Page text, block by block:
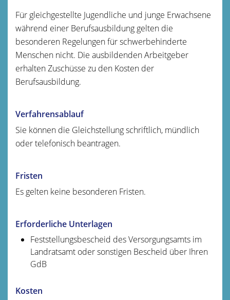
Für gleichgestellte Jugendliche und junge Erwachsene
während einer Berufsausbildung gelten die
besonderen Regelungen für schwerbehinderte
Menschen nicht. Die ausbildenden Arbeitgeber
erhalten Zuschüsse zu den Kosten der
Berufsausbildung.
Verfahrensablauf
Sie können die Gleichstellung schriftlich, mündlich
oder telefonisch beantragen.
Fristen
Es gelten keine besonderen Fristen.
Erforderliche Unterlagen
Feststellungsbescheid des Versorgungsamts im
Landratsamt oder sonstigen Bescheid über Ihren
GdB
Kosten